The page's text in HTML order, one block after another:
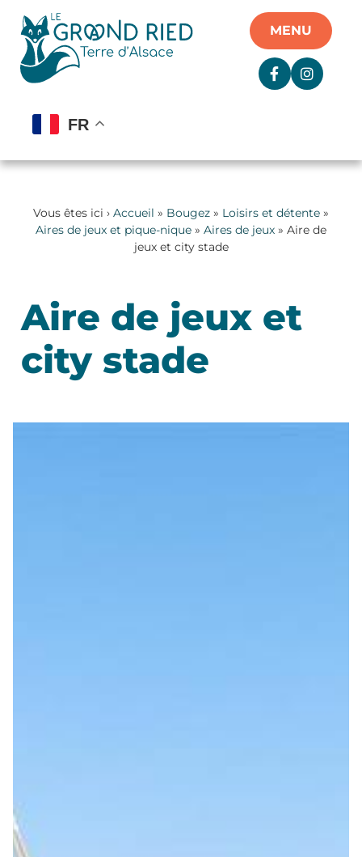
MENU
FR
Vous êtes ici › Accueil » Bougez » Loisirs et détente »
Aires de jeux et pique-nique » Aires de jeux » Aire de
jeux et city stade
Aire de jeux et
city stade
Panneau de gestion des cookies